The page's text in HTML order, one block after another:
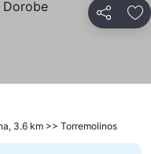
Zdieľať
3.6 km >> Torremolinos